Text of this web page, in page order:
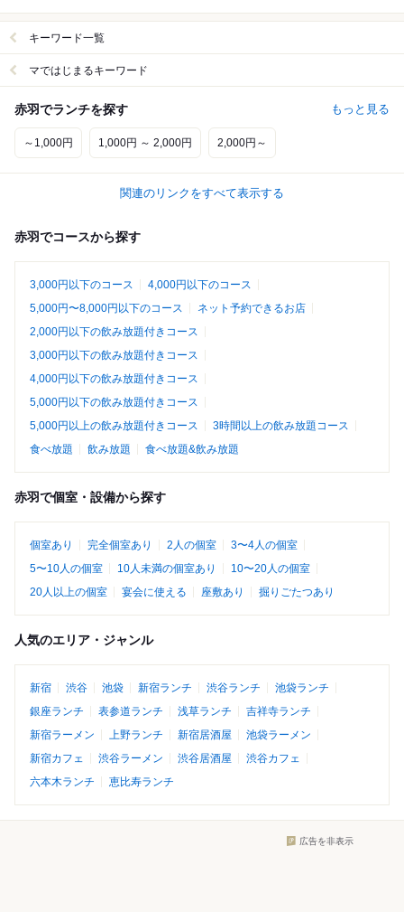
キーワード一覧
マではじまるキーワード
赤羽でランチを探す もっと見る
～1,000円 1,000円 ～ 2,000円 2,000円～
関連のリンクをすべて表示する
赤羽でコースから探す
3,000円以下のコース
4,000円以下のコース
5,000円〜8,000円以下のコース
ネット予約できるお店
2,000円以下の飲み放題付きコース
3,000円以下の飲み放題付きコース
4,000円以下の飲み放題付きコース
5,000円以下の飲み放題付きコース
5,000円以上の飲み放題付きコース
3時間以上の飲み放題コース
食べ放題
飲み放題 食べ放題&飲み放題
赤羽で個室・設備から探す
個室あり 完全個室あり 2人の個室
3〜4人の個室
5〜10人の個室
10人未満の個室あり
10〜20人の個室
20人以上の個室
宴会に使える 座敷あり 掘りごたつあり
人気のエリア・ジャンル
新宿 渋谷 池袋 新宿ランチ 渋谷ランチ
池袋ランチ
銀座ランチ
表参道ランチ 浅草ランチ
吉祥寺ランチ
新宿ラーメン
上野ランチ 新宿居酒屋
池袋ラーメン
新宿カフェ
渋谷ラーメン 渋谷居酒屋
渋谷カフェ
六本木ランチ
恵比寿ランチ
広告を非表示